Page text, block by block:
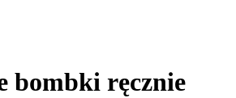
bombki ręcznie